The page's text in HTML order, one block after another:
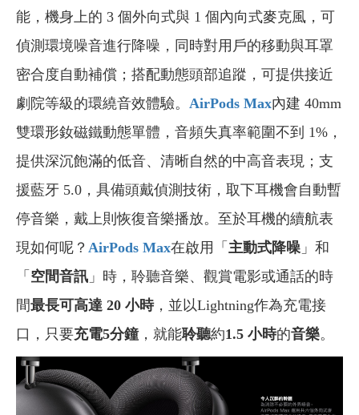
能，機身上的 3 個外向式與 1 個內向式麥克風，可
偵測環境噪音進行降噪，同時對用戶的移動與耳罩
密合度自動補償；搭配動態頭部追蹤，可提供接近
劇院等級的環繞音效體驗。 AirPods Max內建 40mm
雙環形釹磁鐵動態單體，音頻失真率範圍不到 1%，
提供深沉飽滿的低音、清晰自然的中高音表現；支
援藍牙 5.0，具備頭戴偵測技術，取下耳機會自動暫
停音樂，戴上則恢復音樂播放。至於耳機的續航表
現如何呢？ AirPods Max在啟用「 主動式降噪 」和
「 空間音訊 」時，聆聽音樂、觀賞電影或通話的時
間最長可高達 20 小時，並以Lightning作為充電接
口，只要充電5分鐘，就能聆聽約1.5 小時的音樂。